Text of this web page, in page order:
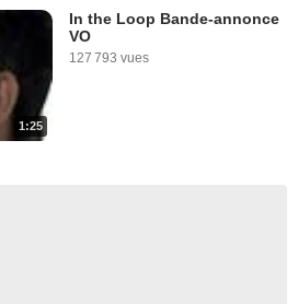
1:25
In the Loop Bande-annonce
VO
127 793 vues